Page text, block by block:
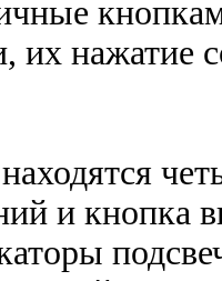
их нажатие
и кнопка